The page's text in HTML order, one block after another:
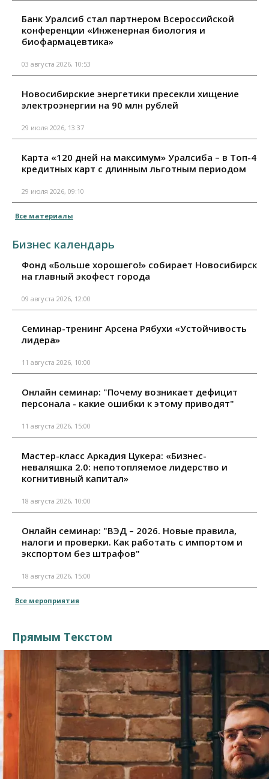
Банк Уралсиб стал партнером Всероссийской
конференции «Инженерная биология и
биофармацевтика»
03 августа 2026, 10:53
Новосибирские энергетики пресекли хищение
электроэнергии на 90 млн рублей
29 июля 2026, 13:37
Карта «120 дней на максимум» Уралсиба – в Топ-4
кредитных карт с длинным льготным периодом
29 июля 2026, 09:10
Все материалы
Бизнес календарь
Фонд «Больше хорошего!» собирает Новосибирск
на главный экофест города
09 августа 2026, 12:00
Семинар-тренинг Арсена Рябухи «Устойчивость
лидера»
11 августа 2026, 10:00
Онлайн семинар: "Почему возникает дефицит
персонала - какие ошибки к этому приводят"
11 августа 2026, 15:00
Мастер-класс Аркадия Цукера: «Бизнес-
неваляшка 2.0: непотопляемое лидерство и
когнитивный капитал»
18 августа 2026, 10:00
Онлайн семинар: "ВЭД – 2026. Новые правила,
налоги и проверки. Как работать с импортом и
экспортом без штрафов"
18 августа 2026, 15:00
Все мероприятия
Прямым Текстом